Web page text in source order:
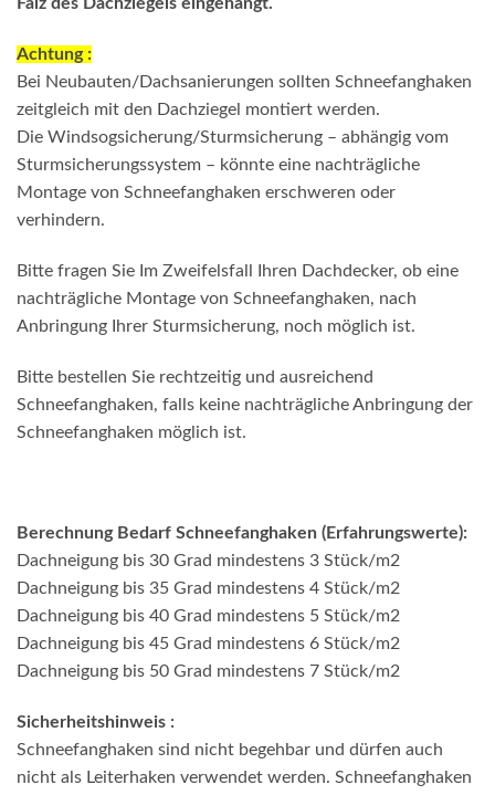
Falz des Dachziegels eingehängt.
Achtung :
Bei Neubauten/Dachsanierungen sollten Schneefanghaken
zeitgleich mit den Dachziegel montiert werden.
Die Windsogsicherung/Sturmsicherung – abhängig vom
Sturmsicherungssystem – könnte eine nachträgliche
Montage von Schneefanghaken erschweren oder
verhindern.
Bitte fragen Sie Im Zweifelsfall Ihren Dachdecker, ob eine
nachträgliche Montage von Schneefanghaken, nach
Anbringung Ihrer Sturmsicherung, noch möglich ist.
Bitte bestellen Sie rechtzeitig und ausreichend
Schneefanghaken, falls keine nachträgliche Anbringung der
Schneefanghaken möglich ist.
Berechnung Bedarf Schneefanghaken (Erfahrungswerte):
Dachneigung bis 30 Grad mindestens 3 Stück/m2
Dachneigung bis 35 Grad mindestens 4 Stück/m2
Dachneigung bis 40 Grad mindestens 5 Stück/m2
Dachneigung bis 45 Grad mindestens 6 Stück/m2
Dachneigung bis 50 Grad mindestens 7 Stück/m2
Sicherheitshinweis :
Schneefanghaken sind nicht begehbar und dürfen auch
nicht als Leiterhaken verwendet werden. Schneefanghaken